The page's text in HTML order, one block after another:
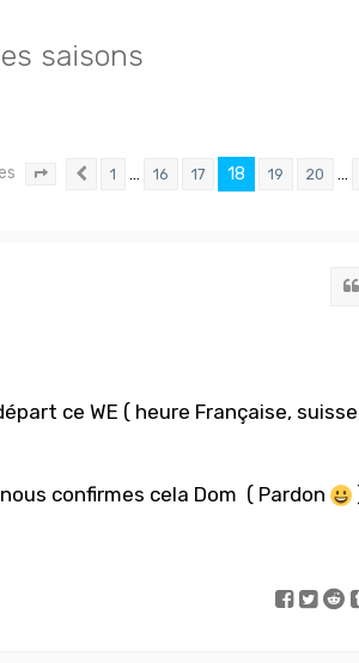
saisons
Page 18sur 29
Précédent
1 … 16 17 18 19 20 …
ce WE ( heure Française,
confirmes cela Dom ( Pardon